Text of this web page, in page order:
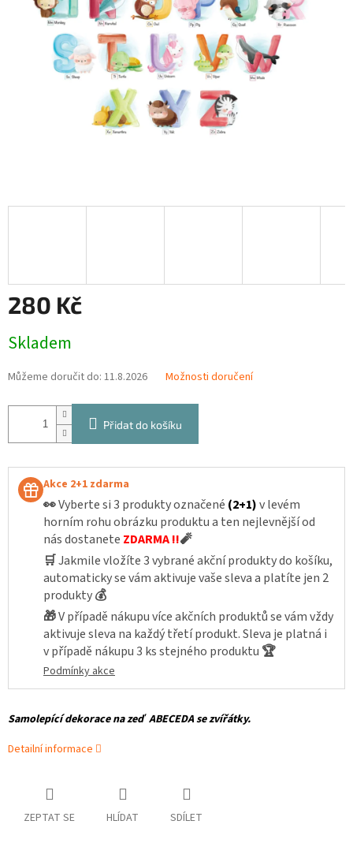
280 Kč
cena:
Skladem
Můžeme doručit do: 11.8.2026 Možnosti doručení
Přidat do košíku
Akce 2+1 zdarma
👀Vyberte si 3 produkty označené (2+1)v levém
horním rohu obrázku produktu a ten nejlevnější od
nás dostanete ZDARMA !!🧨
🛒Jakmile vložíte 3 vybrané akční produkty do košíku,
automaticky se vám aktivuje vaše sleva a platíte jen 2
produkty💰
🎁V případě nákupu více akčních produktů se vám vždy
aktivuje sleva na každý třetí produkt. Sleva je platná i
v případě nákupu 3 ks stejného produktu 🏆
Podmínky akce
Samolepící dekorace na zeď ABECEDA se zvířátky.
Detailní informace
ZEPTAT SE HLÍDAT SDÍLET